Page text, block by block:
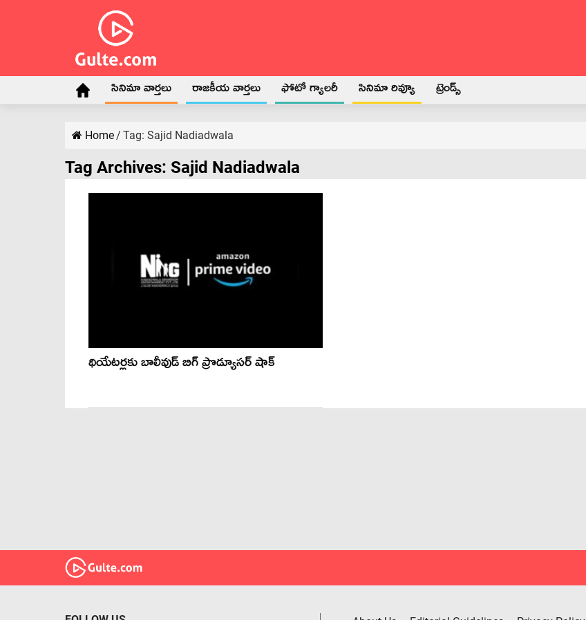
సినిమా వార్తలు రాజకీయ వార్తలు ఫోటో గ్యాలరీ సినిమా రివ్యూ ట్రెండ్స్
Home/ Tag: Sajid Nadiadwala
Tag Archives: Sajid Nadiadwala
థియేటర్లకు బాలీవుడ్ బిగ్ ప్రొడ్యూసర్ షాక్